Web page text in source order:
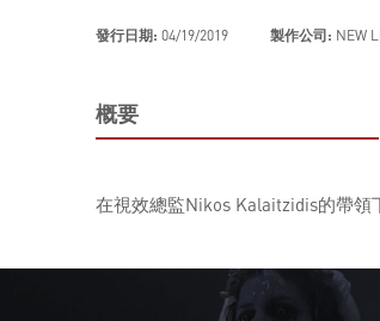
發行日期: 04/19/2019 製作公司: NEW
概要
在視效總監Nikos Kalaitzidis的帶